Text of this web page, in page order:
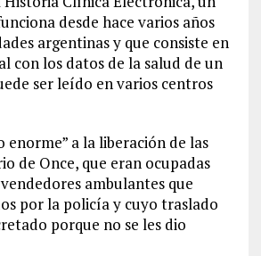
desde hace varios años
argentinas y que consiste en
con los datos de la salud de un
ser leído en varios centros
enorme” a la liberación de las
de Once, que eran ocupadas
ambulantes que
por la policía y cuyo traslado
porque no se les dio